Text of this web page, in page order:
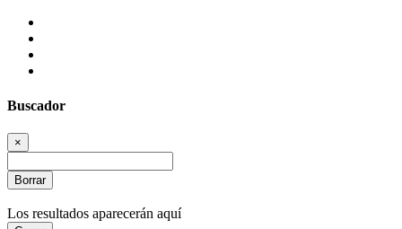
Buscador
×
Borrar
Los resultados aparecerán aquí